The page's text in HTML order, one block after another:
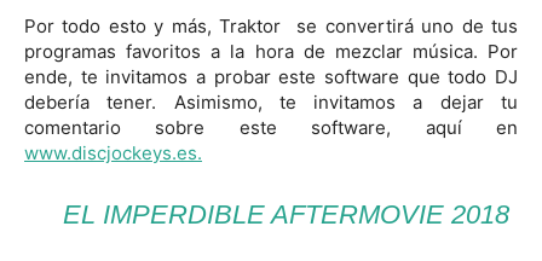
Por todo esto y más, Traktor se convertirá uno de tus
programas favoritos a la hora de mezclar música. Por
ende, te invitamos a probar este software que todo DJ
debería tener. Asimismo, te invitamos a dejar tu
comentario sobre este software, aquí en
www.discjockeys.es.
EL IMPERDIBLE AFTERMOVIE 2018